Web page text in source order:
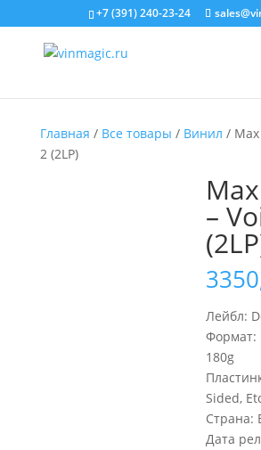
+7 (391) 240-23-24
Главная / Все товары / Винил /
2 (2LP)
–
Лейбл:
Формат:
180g
Sided,
Страна:
Дата